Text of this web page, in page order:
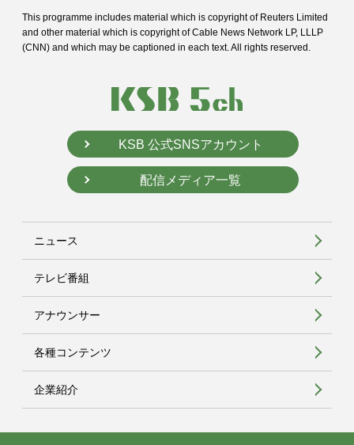
This programme includes material which is copyright of Reuters Limited
and other material which is copyright of Cable News Network LP, LLLP
(CNN) and which may be captioned in each text. All rights reserved.
KSB 公式SNSアカウント
配信メディア一覧
ニュース
テレビ番組
アナウンサー
各種コンテンツ
企業紹介